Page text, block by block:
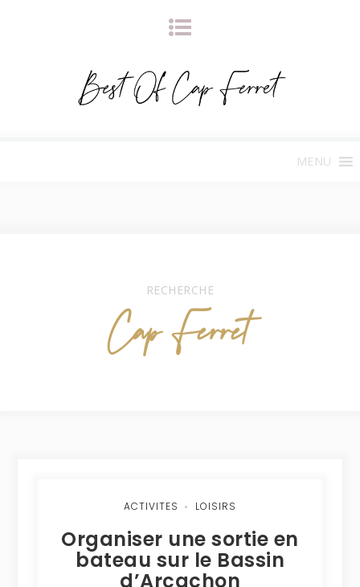
MENU
RECHERCHE
Cap Ferret
ACTIVITES LOISIRS
Organiser une sortie en
bateau sur le Bassin
d’Arcachon